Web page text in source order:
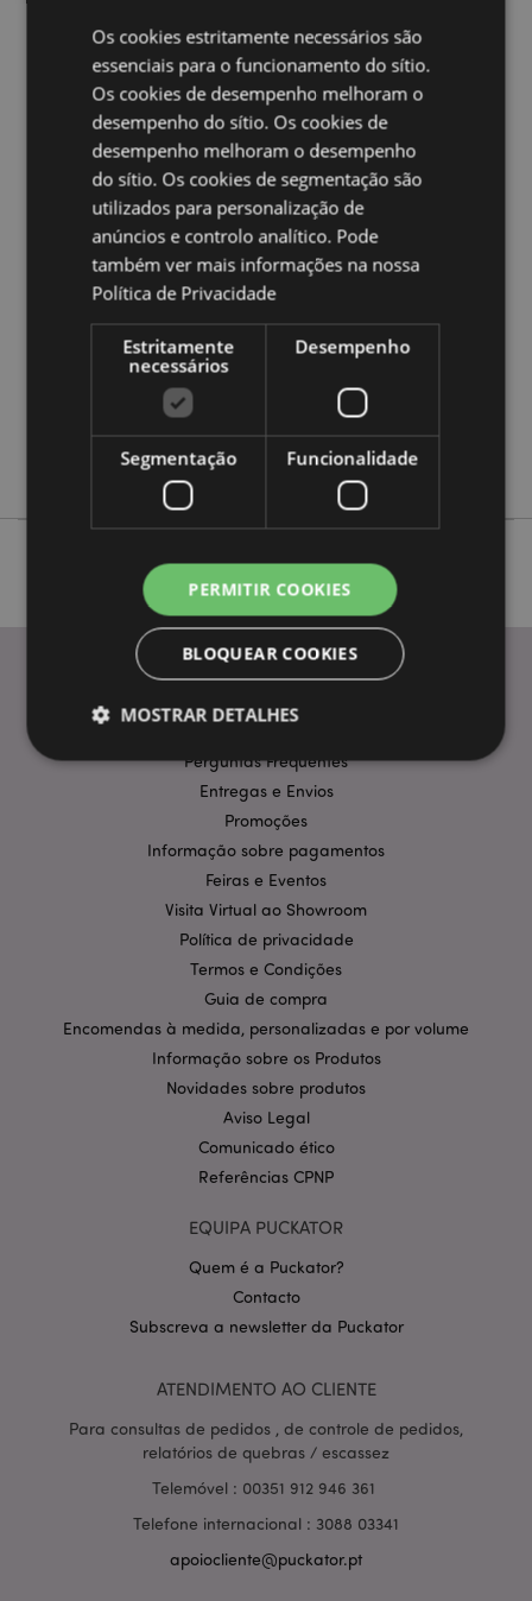
Ampliar informação:
Quer saber mais acerca de comprar na Puckator?
a nossaGuia de informação para o cliente.
Caracteristicas do Produto
Informação
Altura 11cm Largura 12.5cm Profundidade
5055071712654
0.402000
Não
Não
INFORMAÇÃO
Perguntas Frequentes
Entregas e Envios
Promoções
Informação sobre pagamentos
Feiras e Eventos
Visita Virtual ao Showroom
Política de privacidade
Termos e Condições
Guia de compra
Encomendas à medida, personalizadas e por volume
Informação sobre os Produtos
Novidades sobre produtos
Aviso Legal
Comunicado ético
Referências CPNP
EQUIPA PUCKATOR
Quem é a Puckator?
Contacto
Subscreva a newsletter da Puckator
ATENDIMENTO AO CLIENTE
Para consultas de pedidos , de controle de pedidos,
relatórios de quebras / escassez
Telemóvel : 00351 912 946 361
Telefone internacional : 3088 03341
apoiocliente@puckator.pt
Os cookies estritamente necessários são
essenciais para o funcionamento do sítio.
Os cookies de desempenho melhoram o
desempenho do sítio. Os cookies de
desempenho melhoram o desempenho
do sítio. Os cookies de segmentação são
utilizados para personalização de
anúncios e controlo analítico. Pode
também ver mais informações na nossa
Política de Privacidade
Estritamente
necessários
Desempenho
Segmentação Funcionalidade
PERMITIR COOKIES
BLOQUEAR COOKIES
MOSTRAR DETALHES
Segmentação
Funcionalidade
Os cookies estritamente necessários permitem
funcionalidades centrais do website, tais como login
pode ser utilizado correctamente sem os cookies
estritamente necessários.
CookieScriptConsent
CookieScript
.puckator.pt
mage-cache-storage-section-
invalidation
Adobe Inc.
www.puckator.pt
.www.puckator.pt
Política de Privacidade da
Google